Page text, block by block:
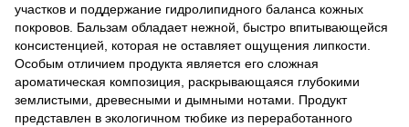
участков и поддержание гидролипидного баланса кожных
покровов. Бальзам обладает нежной, быстро впитывающейся
консистенцией, которая не оставляет ощущения липкости.
Особым отличием продукта является его сложная
ароматическая композиция, раскрывающаяся глубокими
землистыми, древесными и дымными нотами. Продукт
представлен в экологичном тюбике из переработанного